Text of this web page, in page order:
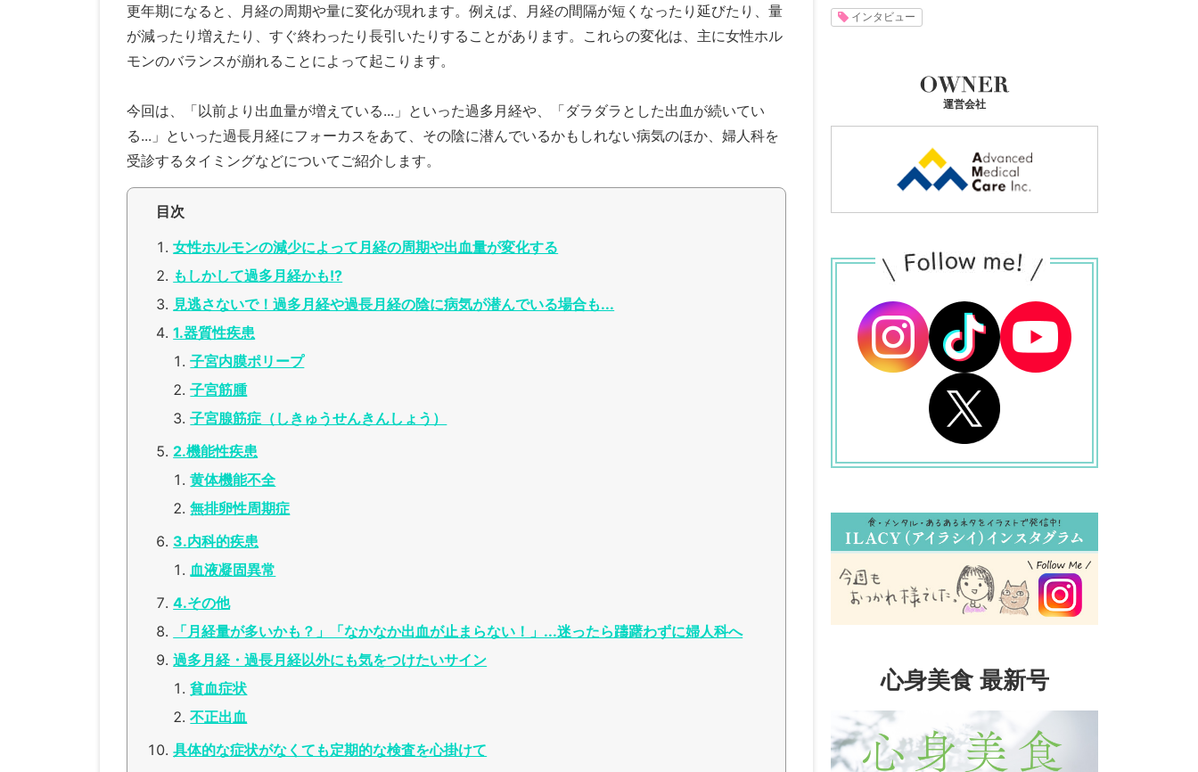
更年期になると、月経の周期や量に変化が現れます。例えば、月経の間隔が短くなったり延びたり、量
が減ったり増えたり、すぐ終わったり長引いたりすることがあります。これらの変化は、主に女性ホル
モンのバランスが崩れることによって起こります。
今回は、「以前より出血量が増えている...」といった過多月経や、「ダラダラとした出血が続いてい
る...」といった過長月経にフォーカスをあて、その陰に潜んでいるかもしれない病気のほか、婦人科を
受診するタイミングなどについてご紹介します。
目次
女性ホルモンの減少によって月経の周期や出血量が変化する
もしかして過多月経かも!?
見逃さないで！過多月経や過長月経の陰に病気が潜んでいる場合も...
1.器質性疾患
子宮内膜ポリープ
子宮筋腫
子宮腺筋症（しきゅうせんきんしょう）
2.機能性疾患
黄体機能不全
無排卵性周期症
3.内科的疾患
血液凝固異常
4.その他
「月経量が多いかも？」「なかなか出血が止まらない！」...迷ったら躊躇わずに婦人科へ
過多月経・過長月経以外にも気をつけたいサイン
貧血症状
不正出血
具体的な症状がなくても定期的な検査を心掛けて
インタビュー
運営会社
心身美食 最新号